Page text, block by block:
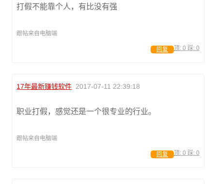
打假不能靠个人，有比没有强
跟帖来自电脑端
顶: 0 踩: 0
回复
17年最新赚钱软件 2017-07-11 22:39:18
职业打假，感觉还是一个很专业的行业。
跟帖来自电脑端
顶: 0 踩: 0
回复